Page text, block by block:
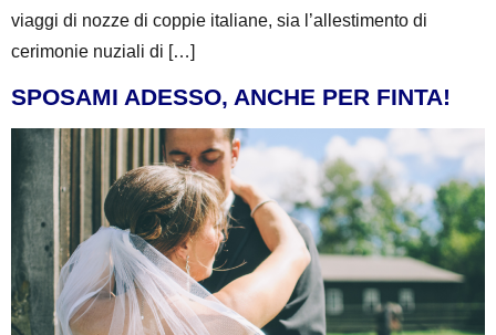
viaggi di nozze di coppie italiane, sia l’allestimento di
cerimonie nuziali di […]
SPOSAMI ADESSO, ANCHE PER FINTA!